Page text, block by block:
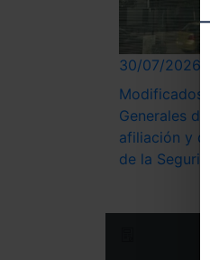
30/07/2026
Modificados
Generales
afiliación y
de la